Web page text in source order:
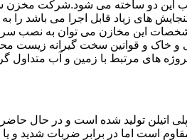
این دو ساخته می شود.شرکت
های زیاد قابل اجرا می باشد را
این مخازن می توان به نصب سریع
و خاک و قوانین سخت گیرانه
های مرتبط با زمین و آب متداول
اتیلن تولید شده است و در حال
است اما در برابر ضربات شدید